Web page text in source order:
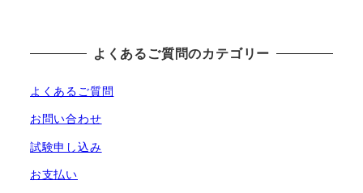
よくあるご質問のカテゴリー
よくあるご質問
お問い合わせ
試験申し込み
お支払い